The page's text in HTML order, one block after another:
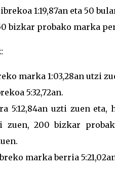
1:19,87an eta 50
bizkar probako marka
marka 1:03,28an utzi
5:32,72an.
5:12,84an uzti zuen
zuen, 200 bizkar
marka berria